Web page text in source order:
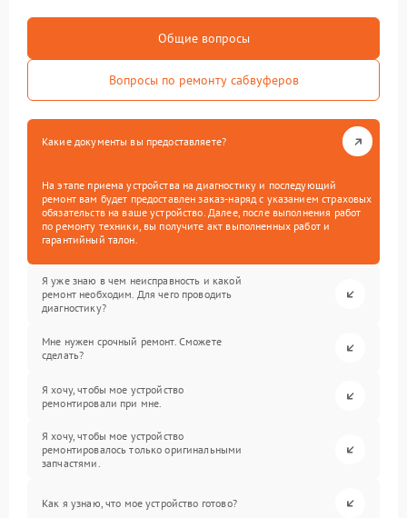
Общие вопросы
Вопросы по ремонту сабвуферов
Какие документы вы предоставляете?
На этапе приема устройства на диагностику и последующий
ремонт вам будет предоставлен заказ-наряд с указанием страховых
обязательств на ваше устройство. Далее, после выполнения работ
по ремонту техники, вы получите акт выполненных работ и
гарантийный талон.
Я уже знаю в чем неисправность и какой
ремонт необходим. Для чего проводить
диагностику?
Мне нужен срочный ремонт. Сможете
сделать?
Я хочу, чтобы мое устройство
ремонтировали при мне.
Я хочу, чтобы мое устройство
ремонтировалось только оригинальными
запчастями.
Как я узнаю, что мое устройство готово?